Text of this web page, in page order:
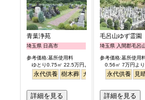
青葉浄苑
埼玉県 日高市
参考価格:墓所使用料
ゆとり0.75㎡ 22.5万円より
永代供養 樹木葬 ガーデニング バリア
詳細を見る
毛呂山ゆず霊園
埼玉県 入間郡毛呂山
参考価格:墓所使用
0.56㎡ 7万円より
永代供養 見
詳細を見る